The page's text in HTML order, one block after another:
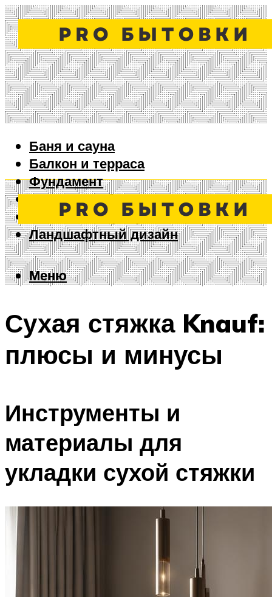
Баня и сауна
Балкон и терраса
Фундамент
Ворота и забор
Дизайн интерьера
Ландшафтный дизайн
Меню
Меню
Сухая стяжка Knauf:
плюсы и минусы
Инструменты и
материалы для
укладки сухой стяжки